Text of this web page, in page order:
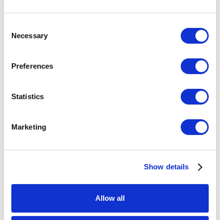
Selection
Necessary
Preferences
Statistics
Marketing
Show details
Allow all
All-Inclusive ABXaaS
gesamten Markt und decken Sie wichtige Kanäle
mit Medienbudgets von bis zu 12 Millionen Dollar